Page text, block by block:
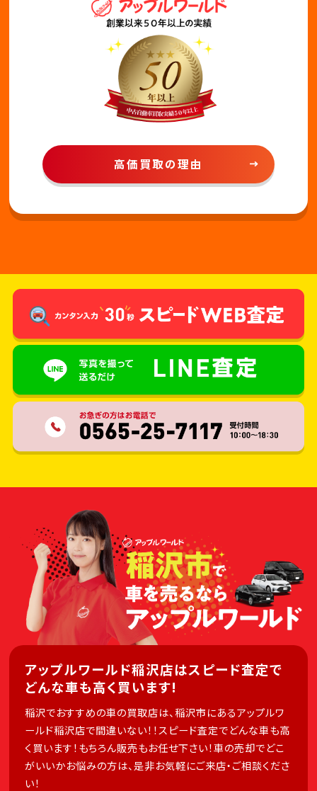
高価買取の理由
アップルワールド稲沢店はスピード査定で
どんな車も高く買います!
稲沢でおすすめの車の買取店は、稲沢市にあるアップルワ
ールド稲沢店で間違いない！！スピード査定でどんな車も高
く買います！もちろん販売もお任せ下さい！車の売却でどこ
がいいかお悩みの方は、是非お気軽にご来店・ご相談くださ
い！